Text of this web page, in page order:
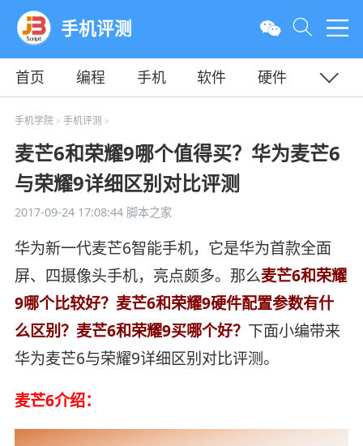
手机评测
首页 编程 手机 软件
硬件
教程
平面
手机学院> 手机评测 >
麦芒6和荣耀9哪个值得买？华为麦芒6
与荣耀9详细区别对比评测
2017-09-24 17:08:44脚本之家
华为新一代麦芒6智能手机，它是华为首款全面
屏、四摄像头手机，亮点颇多。那么麦芒6和荣耀
9哪个比较好？麦芒6和荣耀9硬件配置参数有什
么区别？麦芒6和荣耀9买哪个好？ 下面小编带来
华为麦芒6与荣耀9详细区别对比评测。
麦芒6介绍：